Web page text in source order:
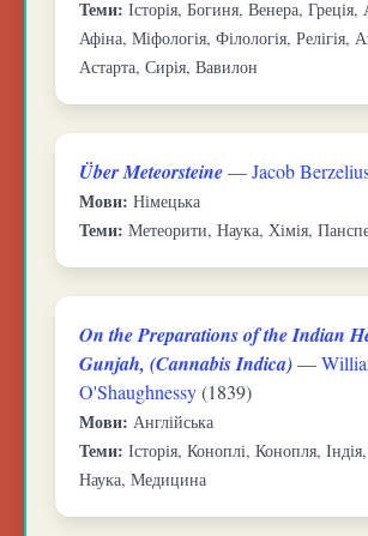
Теми: Історія, Богиня, Венера, Греція,
Афіна, Міфологія, Філологія, Релігія,
Астарта, Сирія, Вавилон
Über Meteorsteine—Jacob
Мови: Німецька
Теми: Метеорити, Наука, Хімія,
On the Preparations of the Indian
Gunjah, (Cannabis Indica)—
O'Shaughnessy(1839)
Мови: Англійська
Теми: Історія, Коноплі, Конопля, Індія,
Наука, Медицина